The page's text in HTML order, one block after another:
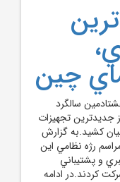
چين
سالگرد
جديدترين تجهيزات
کشيد.به گزارش
رژه نظامي اين
و پشتيباني
کردند.در ادامه